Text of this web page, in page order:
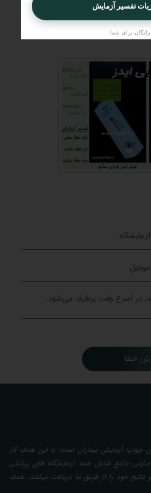
خطا
جواب آزمایش بیماران است. با این هدف کار
و امروز، سایتی جامع شامل همه آزمایشگاه های پزشکی
خود را از طریق ما دریافت میکنند. هدف
تفسیر آزمایش